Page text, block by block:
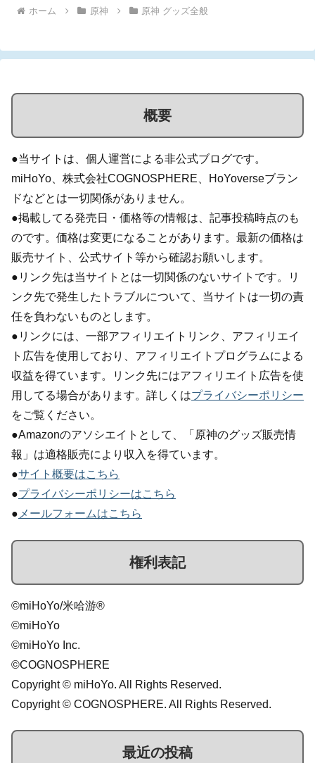
ホーム 原神 原神 グッズ全般
概要
●当サイトは、個人運営による非公式ブログです。
miHoYo、株式会社COGNOSPHERE、HoYoverseブラン
ドなどとは一切関係がありません。
●掲載してる発売日・価格等の情報は、記事投稿時点のも
のです。価格は変更になることがあります。最新の価格は
販売サイト、公式サイト等から確認お願いします。
●リンク先は当サイトとは一切関係のないサイトです。リ
ンク先で発生したトラブルについて、当サイトは一切の責
任を負わないものとします。
●リンクには、一部アフィリエイトリンク、アフィリエイ
ト広告を使用しており、アフィリエイトプログラムによる
収益を得ています。リンク先にはアフィリエイト広告を使
用してる場合があります。詳しくはプライバシーポリシー
をご覧ください。
●Amazonのアソシエイトとして、「原神のグッズ販売情
報」は適格販売により収入を得ています。
●サイト概要はこちら
●プライバシーポリシーはこちら
●メールフォームはこちら
権利表記
©miHoYo/米哈游®
©miHoYo
©miHoYo Inc.
©COGNOSPHERE
Copyright © miHoYo. All Rights Reserved.
Copyright © COGNOSPHERE. All Rights Reserved.
最近の投稿